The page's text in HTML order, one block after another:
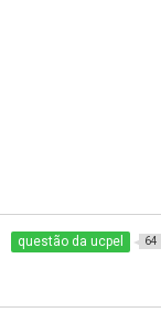
questão da ucpel 64